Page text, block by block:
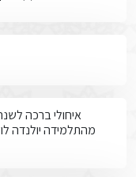
איחולי ברכה
מהתלמידה יולנדה